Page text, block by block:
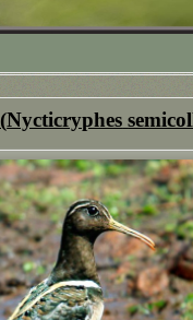
(Nycticryphes